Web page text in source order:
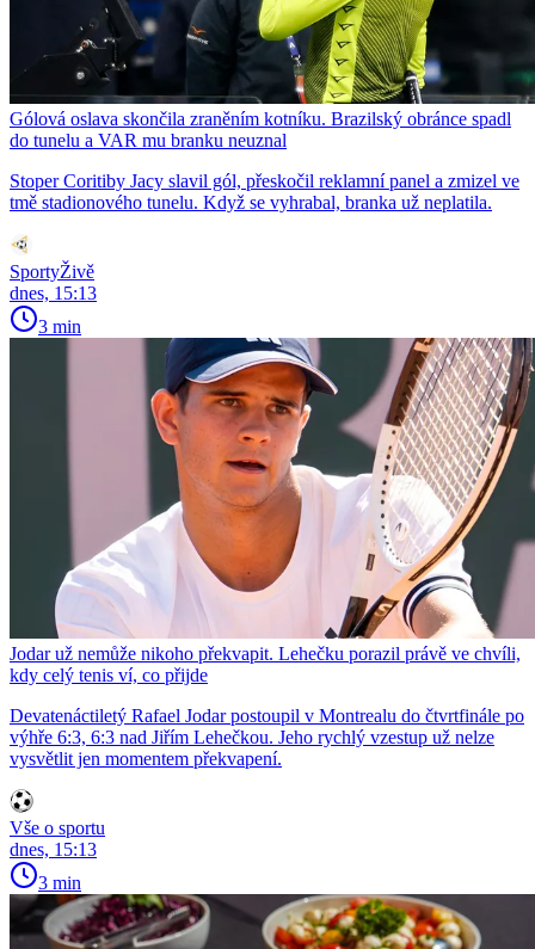
Gólová oslava skončila zraněním kotníku. Brazilský obránce spadl
do tunelu a VAR mu branku neuznal
Stoper Coritiby Jacy slavil gól, přeskočil reklamní panel a zmizel ve
tmě stadionového tunelu. Když se vyhrabal, branka už neplatila.
SportyŽivě
dnes, 15:13
3 min
Jodar už nemůže nikoho překvapit. Lehečku porazil právě ve chvíli,
kdy celý tenis ví, co přijde
Devatenáctiletý Rafael Jodar postoupil v Montrealu do čtvrtfinále po
výhře 6:3, 6:3 nad Jiřím Lehečkou. Jeho rychlý vzestup už nelze
vysvětlit jen momentem překvapení.
Vše o sportu
dnes, 15:13
3 min